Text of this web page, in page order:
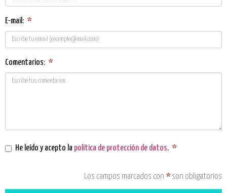
E-mail: *
Comentarios: *
He leído y acepto la política de protección de datos. *
Los campos marcados con * son obligatorios